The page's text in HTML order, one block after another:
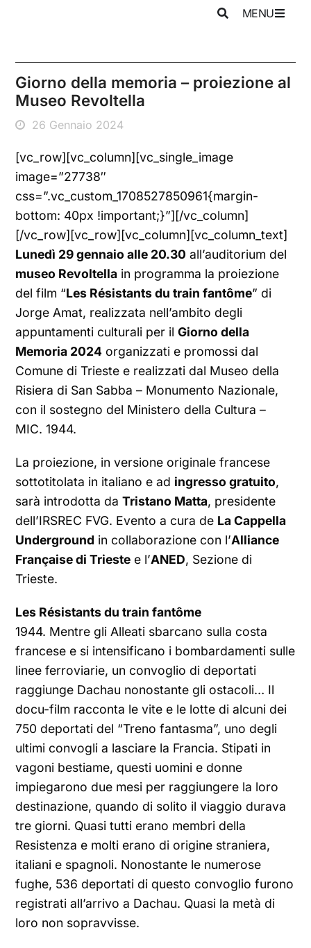
MENU
Giorno della memoria – proiezione al
Museo Revoltella
26 Gennaio 2024
[vc_row][vc_column][vc_single_image
image=”27738″
css=”.vc_custom_1708527850961{margin-
bottom: 40px !important;}”][/vc_column]
[/vc_row][vc_row][vc_column][vc_column_text]
Lunedì 29 gennaio alle 20.30 all’auditorium del
museo Revoltella in programma la proiezione
del film “Les Résistants du train fantôme” di
Jorge Amat, realizzata nell’ambito degli
appuntamenti culturali per ilGiorno della
Memoria 2024 organizzati e promossi dal
Comune di Trieste e realizzati dal Museo della
Risiera di San Sabba – Monumento Nazionale,
con il sostegno del Ministero della Cultura –
MIC. 1944.
La proiezione, in versione originale francese
sottotitolata in italiano e ad ingresso gratuito,
sarà introdotta daTristano Matta, presidente
dell’IRSREC FVG. Evento a cura de La Cappella
Underground in collaborazione con l’Alliance
Française di Trieste e l’ANED, Sezione di
Trieste.
Les Résistants du train fantôme
1944. Mentre gli Alleati sbarcano sulla costa
francese e si intensificano i bombardamenti sulle
linee ferroviarie, un convoglio di deportati
raggiunge Dachau nonostante gli ostacoli… Il
docu-film racconta le vite e le lotte di alcuni dei
750 deportati del “Treno fantasma”, uno degli
ultimi convogli a lasciare la Francia. Stipati in
vagoni bestiame, questi uomini e donne
impiegarono due mesi per raggiungere la loro
destinazione, quando di solito il viaggio durava
tre giorni. Quasi tutti erano membri della
Resistenza e molti erano di origine straniera,
italiani e spagnoli. Nonostante le numerose
fughe, 536 deportati di questo convoglio furono
registrati all’arrivo a Dachau. Quasi la metà di
loro non sopravvisse.